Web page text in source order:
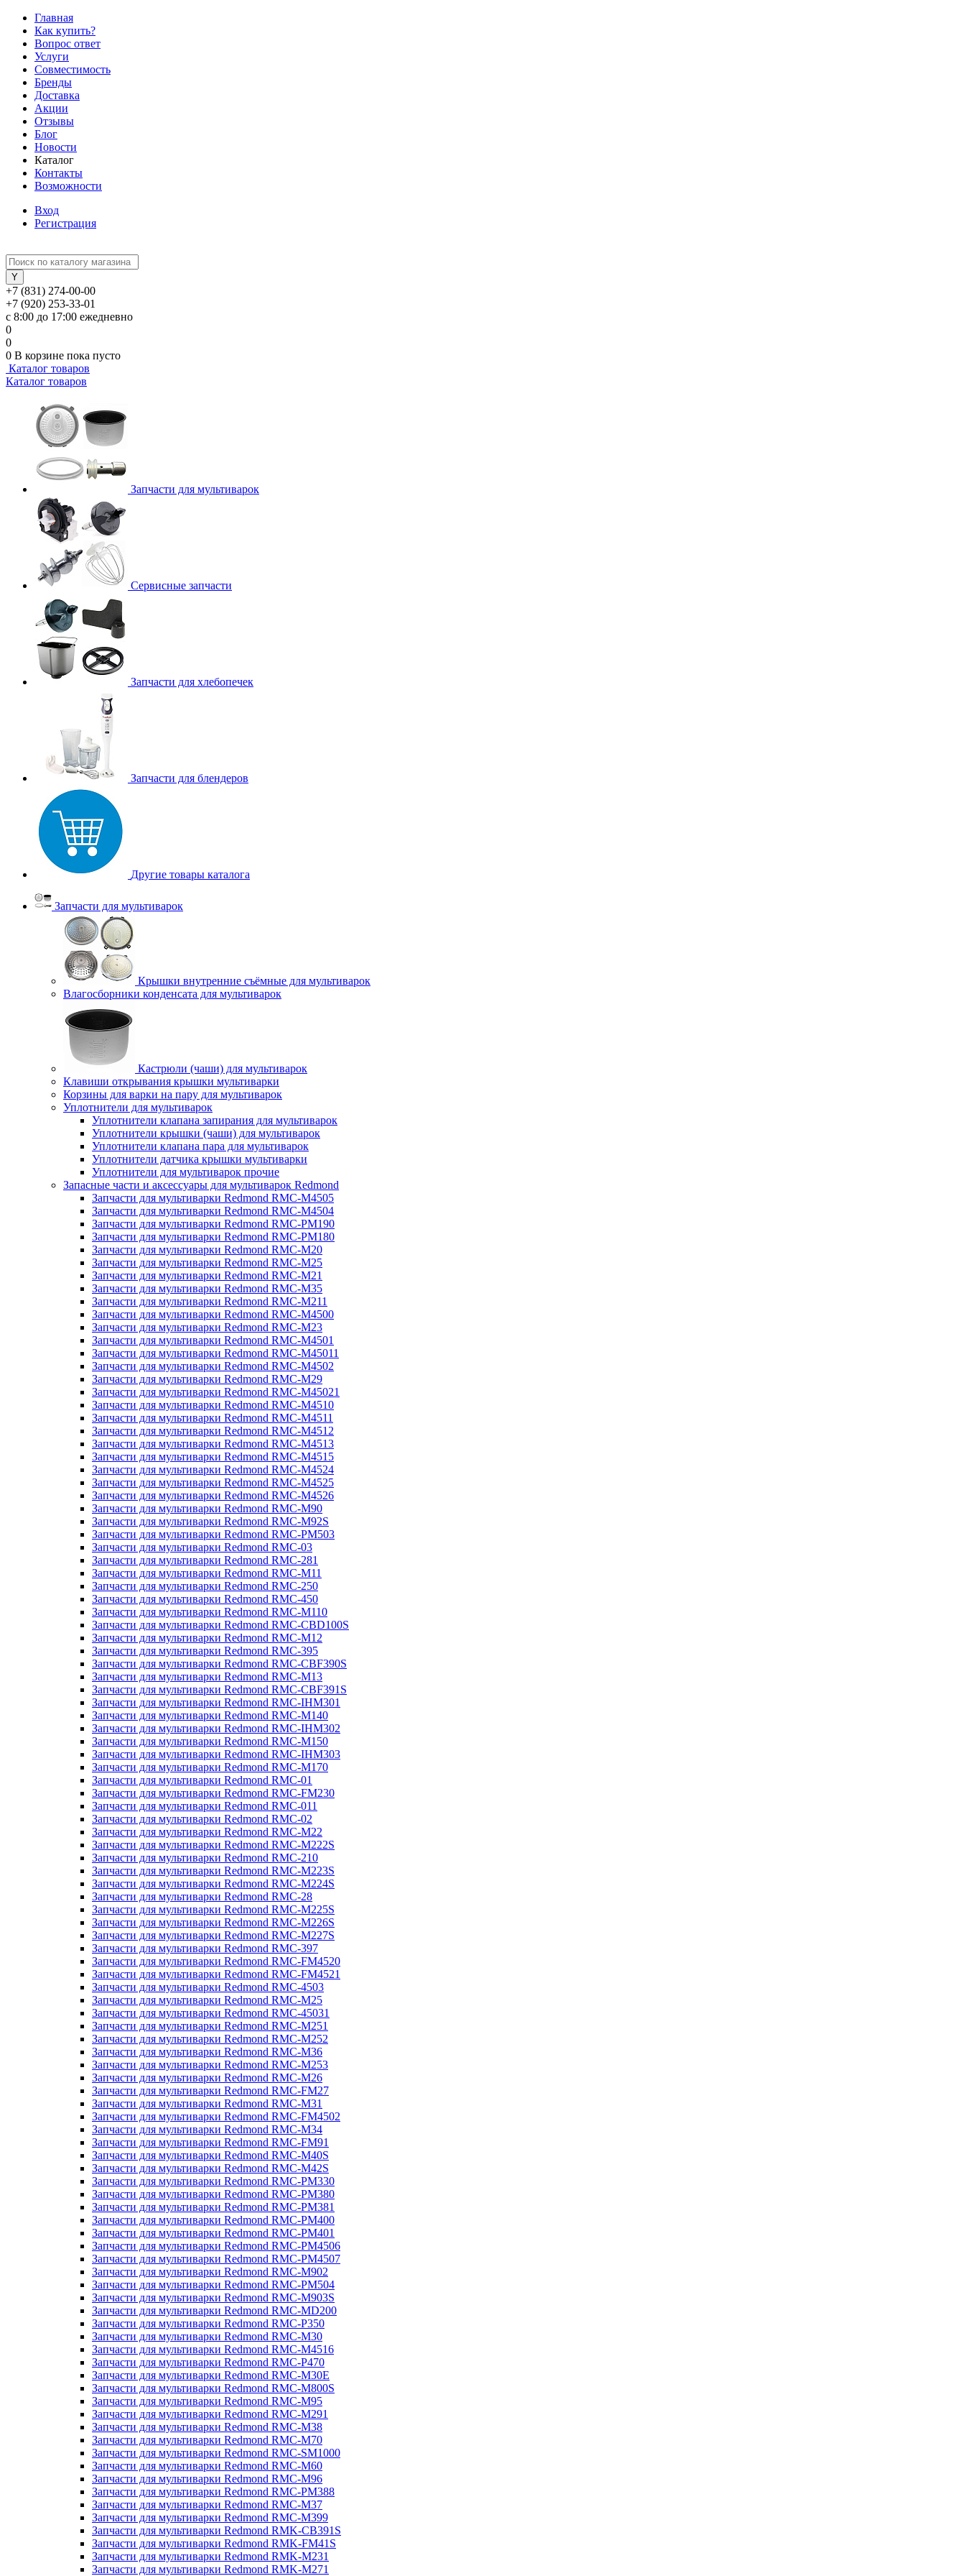
Главная
Как купить?
Вопрос ответ
Услуги
Совместимость
Бренды
Доставка
Акции
Отзывы
Блог
Новости
Каталог
Контакты
Возможности
Вход
Регистрация
+7 (831) 274-00-00
+7 (920) 253-33-01
с 8:00 до 17:00 ежедневно
0
0
0 В корзине пока пусто
Каталог товаров
Каталог товаров
Запчасти для мультиварок
Сервисные запчасти
Запчасти для хлебопечек
Запчасти для блендеров
Другие товары каталога
Запчасти для мультиварок
Крышки внутренние съёмные для мультиварок
Влагосборники конденсата для мультиварок
Кастрюли (чаши) для мультиварок
Клавиши открывания крышки мультиварки
Корзины для варки на пару для мультиварок
Уплотнители для мультиварок
Уплотнители клапана запирания для мультиварок
Уплотнители крышки (чаши) для мультиварок
Уплотнители клапана пара для мультиварок
Уплотнители датчика крышки мультиварки
Уплотнители для мультиварок прочие
Запасные части и аксессуары для мультиварок Redmond
Запчасти для мультиварки Redmond RMC-M4505
Запчасти для мультиварки Redmond RMC-M4504
Запчасти для мультиварки Redmond RMC-PM190
Запчасти для мультиварки Redmond RMC-PM180
Запчасти для мультиварки Redmond RMC-M20
Запчасти для мультиварки Redmond RMC-M25
Запчасти для мультиварки Redmond RMC-M21
Запчасти для мультиварки Redmond RMC-M35
Запчасти для мультиварки Redmond RMC-M211
Запчасти для мультиварки Redmond RMC-M4500
Запчасти для мультиварки Redmond RMC-M23
Запчасти для мультиварки Redmond RMC-M4501
Запчасти для мультиварки Redmond RMC-M45011
Запчасти для мультиварки Redmond RMC-M4502
Запчасти для мультиварки Redmond RMC-M29
Запчасти для мультиварки Redmond RMC-M45021
Запчасти для мультиварки Redmond RMC-M4510
Запчасти для мультиварки Redmond RMC-M4511
Запчасти для мультиварки Redmond RMC-M4512
Запчасти для мультиварки Redmond RMC-M4513
Запчасти для мультиварки Redmond RMC-M4515
Запчасти для мультиварки Redmond RMC-M4524
Запчасти для мультиварки Redmond RMC-M4525
Запчасти для мультиварки Redmond RMC-M4526
Запчасти для мультиварки Redmond RMC-M90
Запчасти для мультиварки Redmond RMC-M92S
Запчасти для мультиварки Redmond RMC-PM503
Запчасти для мультиварки Redmond RMC-03
Запчасти для мультиварки Redmond RMC-281
Запчасти для мультиварки Redmond RMC-M11
Запчасти для мультиварки Redmond RMC-250
Запчасти для мультиварки Redmond RMC-450
Запчасти для мультиварки Redmond RMC-M110
Запчасти для мультиварки Redmond RMC-CBD100S
Запчасти для мультиварки Redmond RMC-M12
Запчасти для мультиварки Redmond RMC-395
Запчасти для мультиварки Redmond RMC-CBF390S
Запчасти для мультиварки Redmond RMC-M13
Запчасти для мультиварки Redmond RMC-CBF391S
Запчасти для мультиварки Redmond RMC-IHM301
Запчасти для мультиварки Redmond RMC-M140
Запчасти для мультиварки Redmond RMC-IHM302
Запчасти для мультиварки Redmond RMC-M150
Запчасти для мультиварки Redmond RMC-IHM303
Запчасти для мультиварки Redmond RMC-M170
Запчасти для мультиварки Redmond RMC-01
Запчасти для мультиварки Redmond RMC-FM230
Запчасти для мультиварки Redmond RMC-011
Запчасти для мультиварки Redmond RMC-02
Запчасти для мультиварки Redmond RMC-M22
Запчасти для мультиварки Redmond RMC-M222S
Запчасти для мультиварки Redmond RMC-210
Запчасти для мультиварки Redmond RMC-M223S
Запчасти для мультиварки Redmond RMC-M224S
Запчасти для мультиварки Redmond RMC-28
Запчасти для мультиварки Redmond RMC-M225S
Запчасти для мультиварки Redmond RMC-M226S
Запчасти для мультиварки Redmond RMC-M227S
Запчасти для мультиварки Redmond RMC-397
Запчасти для мультиварки Redmond RMC-FM4520
Запчасти для мультиварки Redmond RMC-FM4521
Запчасти для мультиварки Redmond RMC-4503
Запчасти для мультиварки Redmond RMC-M25
Запчасти для мультиварки Redmond RMC-45031
Запчасти для мультиварки Redmond RMC-M251
Запчасти для мультиварки Redmond RMC-M252
Запчасти для мультиварки Redmond RMC-M36
Запчасти для мультиварки Redmond RMC-M253
Запчасти для мультиварки Redmond RMC-M26
Запчасти для мультиварки Redmond RMC-FM27
Запчасти для мультиварки Redmond RMC-M31
Запчасти для мультиварки Redmond RMC-FM4502
Запчасти для мультиварки Redmond RMC-M34
Запчасти для мультиварки Redmond RMC-FM91
Запчасти для мультиварки Redmond RMC-M40S
Запчасти для мультиварки Redmond RMC-M42S
Запчасти для мультиварки Redmond RMC-PM330
Запчасти для мультиварки Redmond RMC-PM380
Запчасти для мультиварки Redmond RMC-PM381
Запчасти для мультиварки Redmond RMC-PM400
Запчасти для мультиварки Redmond RMC-PM401
Запчасти для мультиварки Redmond RMC-PM4506
Запчасти для мультиварки Redmond RMC-PM4507
Запчасти для мультиварки Redmond RMC-M902
Запчасти для мультиварки Redmond RMC-PM504
Запчасти для мультиварки Redmond RMC-M903S
Запчасти для мультиварки Redmond RMC-MD200
Запчасти для мультиварки Redmond RMC-P350
Запчасти для мультиварки Redmond RMC-M30
Запчасти для мультиварки Redmond RMC-M4516
Запчасти для мультиварки Redmond RMC-P470
Запчасти для мультиварки Redmond RMC-M30E
Запчасти для мультиварки Redmond RMC-M800S
Запчасти для мультиварки Redmond RMC-M95
Запчасти для мультиварки Redmond RMC-M291
Запчасти для мультиварки Redmond RMC-M38
Запчасти для мультиварки Redmond RMC-M70
Запчасти для мультиварки Redmond RMC-SM1000
Запчасти для мультиварки Redmond RMC-M60
Запчасти для мультиварки Redmond RMC-M96
Запчасти для мультиварки Redmond RMC-PM388
Запчасти для мультиварки Redmond RMC-M37
Запчасти для мультиварки Redmond RMC-M399
Запчасти для мультиварки Redmond RMK-CB391S
Запчасти для мультиварки Redmond RMK-FM41S
Запчасти для мультиварки Redmond RMK-M231
Запчасти для мультиварки Redmond RMK-M271